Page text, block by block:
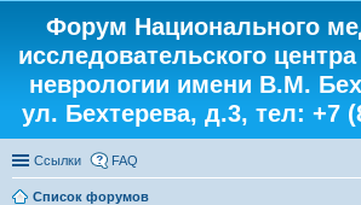
Форум Национального
исследовательского
неврологии имени В.М.
ул. Бехтерева, д.3, тел: +7
Ссылки FAQ
Список форумов